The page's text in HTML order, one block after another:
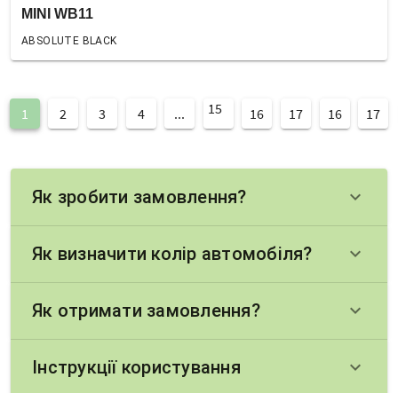
MINI WB11
ABSOLUTE BLACK
1 2 3 4 ... 15 16 17 16 17
Як зробити замовлення? keyboard_arrow_down
Як визначити колір автомобіля? keyboard_arrow_down
Як отримати замовлення? keyboard_arrow_down
Інструкції користування keyboard_arrow_down